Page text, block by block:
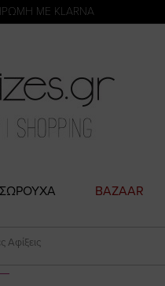
ΜΕ KLARNA
BAZAAR
Αφίξεις